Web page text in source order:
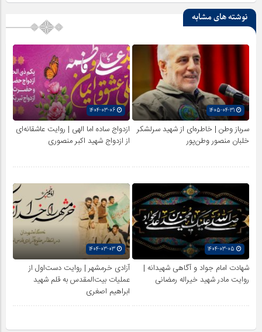
نوشته های مشابه
1405-04-31
سرباز وطن | خاطره‌ای از شهید سرلشکر
خلبان منصور وطن‌پور
ازدواج ساده اما الهی | روایت عاشقانه‌ای
از ازدواج شهید اکبر منصوری
شهادت امام جواد و آگاهی شهیدانه |
روایت مادر شهید خیراله رمضانی
آزادی خرمشهر | روایت دست‌اول از
عملیات بیت‌المقدس به قلم شهید
ابراهیم اصغری